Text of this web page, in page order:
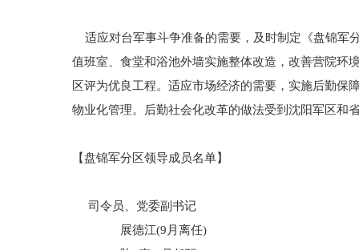
适应对台军事斗争准备的需要，及时制定《盘锦军
值班室、食堂和浴池外墙实施整体改造，改善营院环
区评为优良工程。适应市场经济的需要，实施后勤保
物业化管理。后勤社会化改革的做法受到沈阳军区和
【盘锦军分区领导成员名单】
司令员、党委副书记
展德江(9月离任)